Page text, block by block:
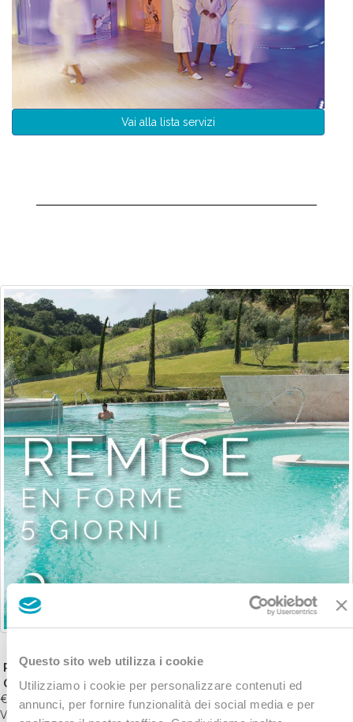
Questo sito web utilizza i cookie
Utilizziamo i cookie per personalizzare contenuti ed
annunci, per fornire funzionalità dei social media e per
Vai alla lista servizi
REMISE EN FORME 5
GIORNI
€ 677
VIVI 5 GIORNI DI BENESSERE TRA LE COLLINE TOSCANE DELLE